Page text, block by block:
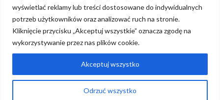
wyświetlać reklamy lub treści dostosowane do indywidualnych
potrzeb użytkowników oraz analizować ruch na stronie.
Kliknięcie przycisku „Akceptuj wszystkie” oznacza zgodę na
wykorzystywanie przez nas plików cookie.
Odrzuć wszystko
Akceptuj wszystko
Regulaminy
Pytania i odpowiedzi
Kontakt